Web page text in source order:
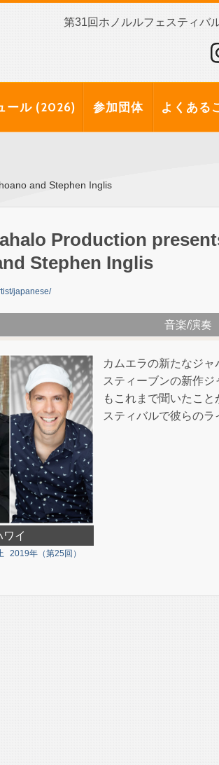
第31回ホノルルフェスティバ
ール (2026) 参加団体 よくある
and Stephen Inglis
Production
Stephen Inglis
japanese/
音楽/演奏
ワイ
2019年（第25回）
カムエラの新たなジャ
スティーブンの新作
もこれまで聞いたこ
スティバルで彼らのラ